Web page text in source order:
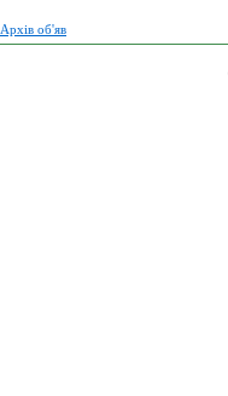
Архів об'яв